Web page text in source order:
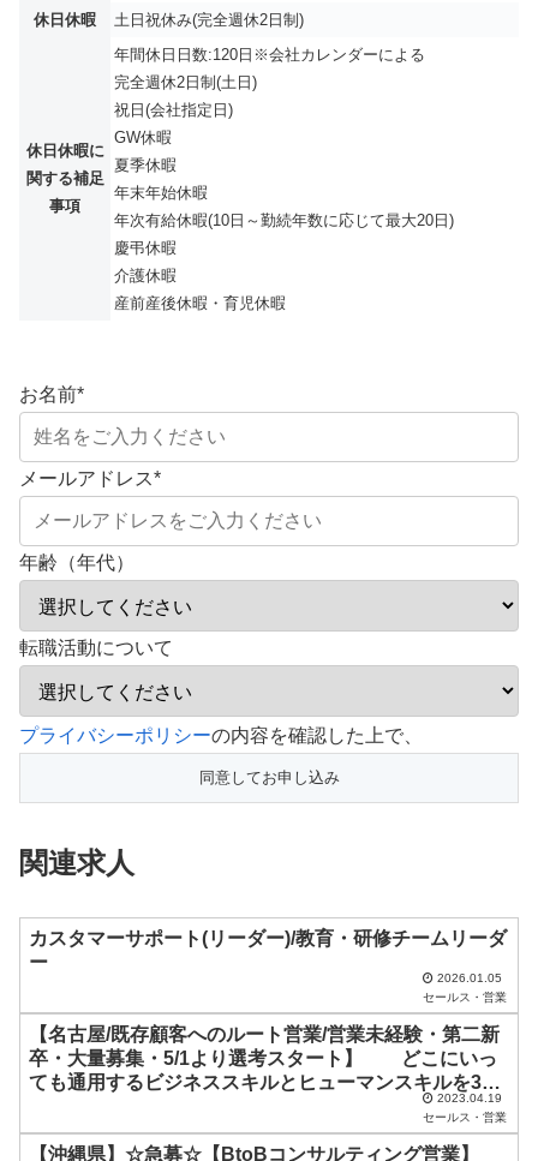
休日休暇
土日祝休み(完全週休2日制)
休日休暇に
関する補足
事項
年間休日日数:120日※会社カレンダーによる
完全週休2日制(土日)
祝日(会社指定日)
GW休暇
夏季休暇
年末年始休暇
年次有給休暇(10日～勤続年数に応じて最大20日)
慶弔休暇
介護休暇
産前産後休暇・育児休暇
お名前*
メールアドレス*
年齢（年代）
転職活動について
こ
フ
ー
ド
は
ま
に
プライバシーポリシーの内容を確認した上で、
関連求人
カスタマーサポート(リーダー)/教育・研修チームリーダ
ー
2026.01.05
セールス・営業
【名古屋/既存顧客へのルート営業/営業未経験・第二新
卒・大量募集・5/1より選考スタート】 どこにいっ
ても通用するビジネススキルとヒューマンスキルを3年
2023.04.19
セールス・営業
【沖縄県】☆急募☆【BtoBコンサルティング営業】